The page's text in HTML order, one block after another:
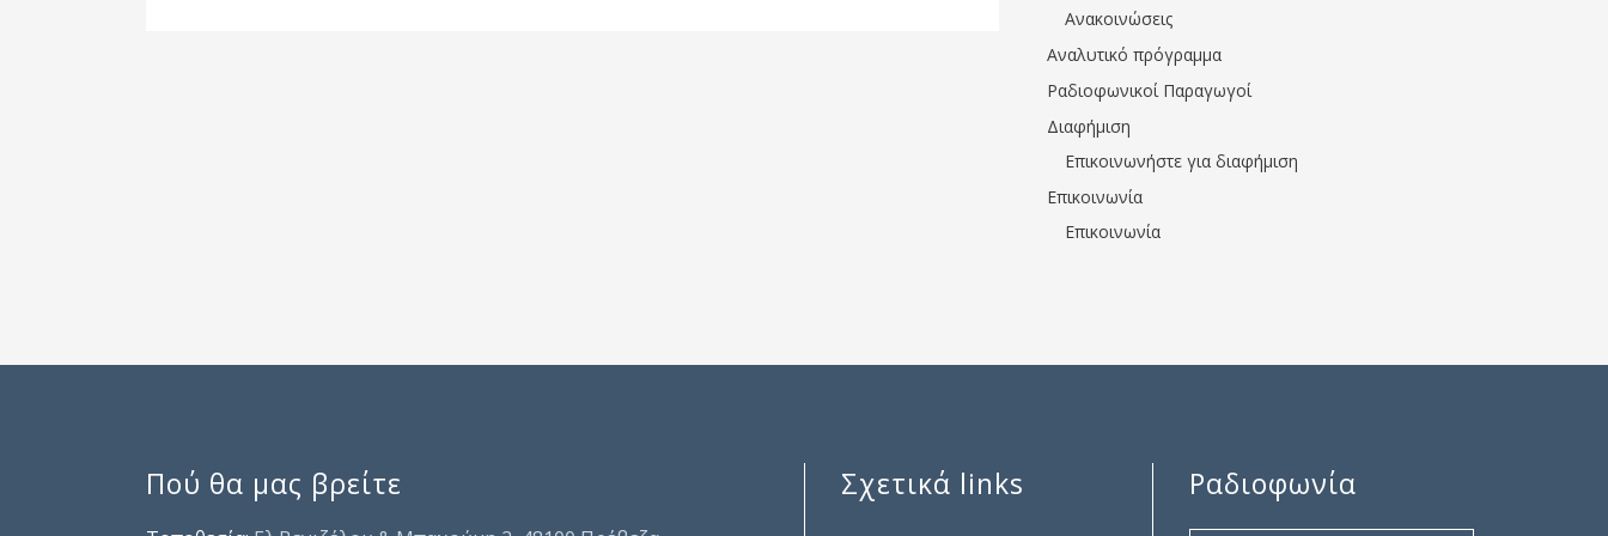
Ανακοινώσεις
Αναλυτικό πρόγραμμα
Ραδιοφωνικοί Παραγωγοί
Διαφήμιση
Επικοινωνήστε για διαφήμιση
Επικοινωνία
Επικοινωνία
Πού θα μας βρείτε Σχετικά links Ραδιοφωνία